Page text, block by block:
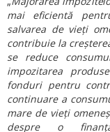
mai eficientă
salvarea de vieți
contribuie la
se reduce
impozitarea
fonduri pentru
continuare a
mare de vieți
despre o